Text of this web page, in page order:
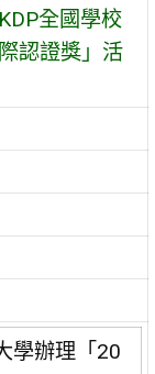
全國學校
認證獎」活
學辦理「20